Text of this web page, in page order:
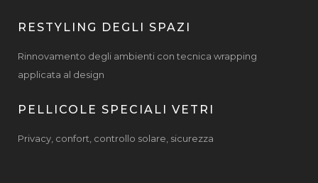
RESTYLING DEGLI SPAZI
Rinnovamento degli ambienti con tecnica wrapping
applicata al design
PELLICOLE SPECIALI VETRI
Privacy, confort, controllo solare, sicurezza